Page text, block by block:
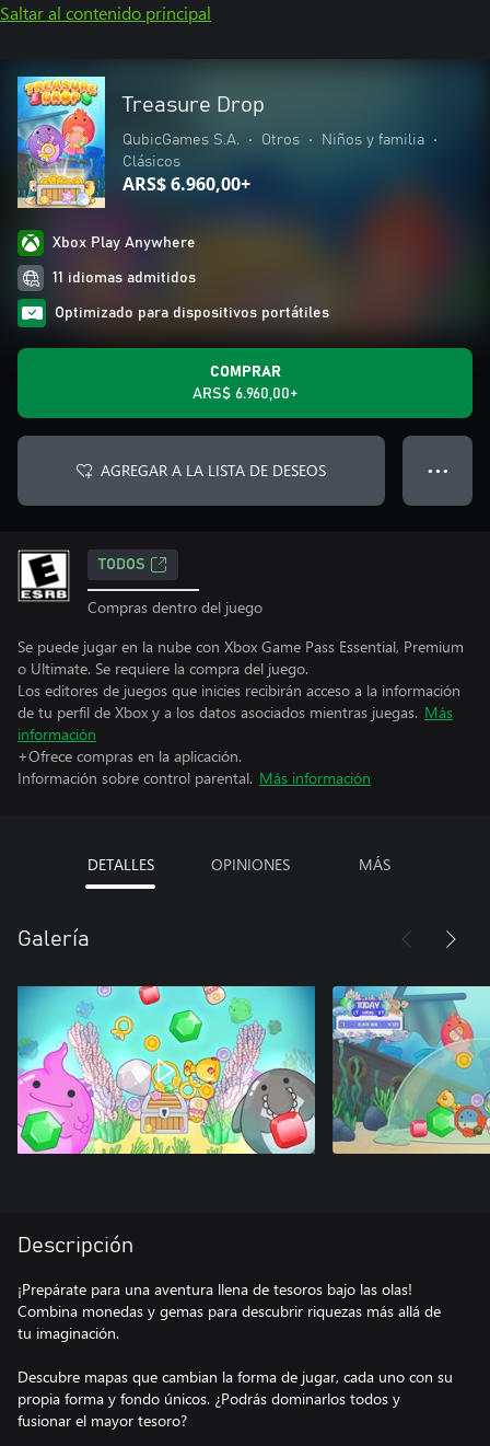
Saltar al contenido principal
Treasure Drop
QubicGames S.A. • Otros • Niños y familia
•
Clásicos
ARS$ 6.960,00+
Xbox Play Anywhere
11 idiomas admitidos
Optimizado para dispositivos portátiles
COMPRAR
ARS$ 6.960,00+
AGREGAR A LA LISTA DE DESEOS ● ● ●
TODOS
Compras dentro del juego
Se puede jugar en la nube con Xbox Game Pass Essential, Premium
o Ultimate. Se requiere la compra del juego.
Los editores de juegos que inicies recibirán acceso a la información
de tu perfil de Xbox y a los datos asociados mientras juegas. Más
información
+Ofrece compras en la aplicación.
Información sobre control parental. Más información
DETALLES OPINIONES MÁS
Galería
Descripción
¡Prepárate para una aventura llena de tesoros bajo las olas!
Combina monedas y gemas para descubrir riquezas más allá de
tu imaginación.
Descubre mapas que cambian la forma de jugar, cada uno con su
propia forma y fondo únicos. ¿Podrás dominarlos todos y
fusionar el mayor tesoro?